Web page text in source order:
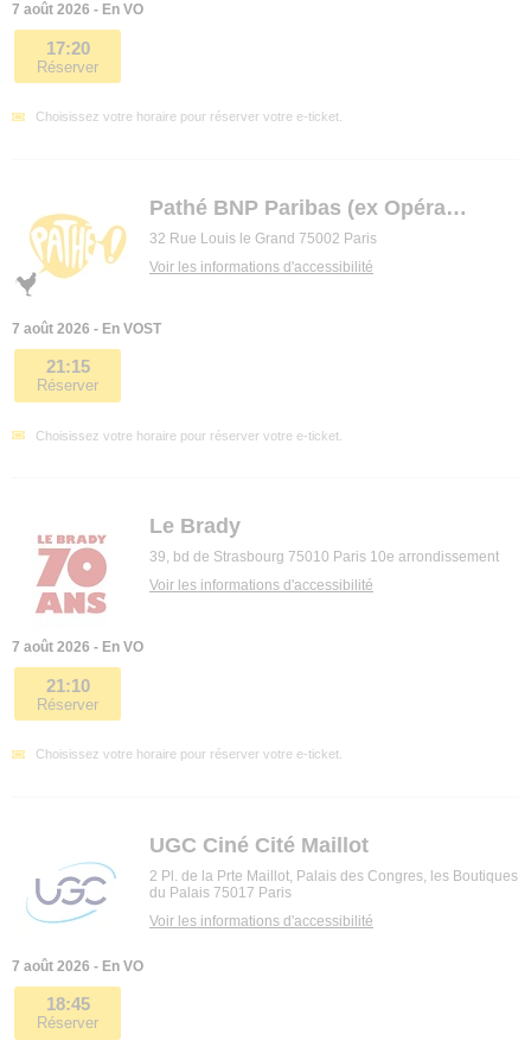
7 août 2026 - En VO
17:20
Réserver
Choisissez votre horaire pour réserver votre e-ticket.
Pathé BNP Paribas (ex Opéra premier)
32 Rue Louis le Grand 75002 Paris
Voir les informations d'accessibilité
7 août 2026 - En VOST
21:15
Réserver
Choisissez votre horaire pour réserver votre e-ticket.
Le Brady
39, bd de Strasbourg 75010 Paris 10e arrondissement
Voir les informations d'accessibilité
7 août 2026 - En VO
21:10
Réserver
Choisissez votre horaire pour réserver votre e-ticket.
UGC Ciné Cité Maillot
2 Pl. de la Prte Maillot, Palais des Congres, les Boutiques
du Palais 75017 Paris
Voir les informations d'accessibilité
7 août 2026 - En VO
18:45
Réserver